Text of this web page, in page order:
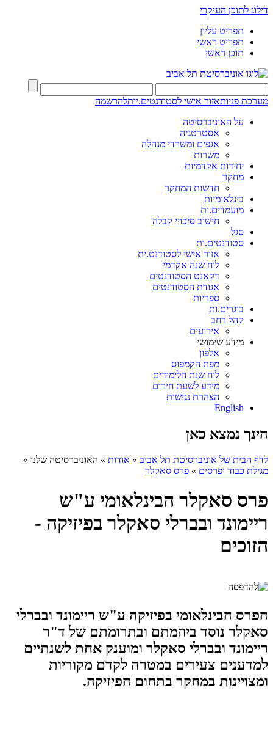
דילוג לתוכן העיקרי
תפריט עליון
תפריט ראשי
תוכן ראשי
מערכת פניותאזור אישי לסטודנטים.יותלהרשמה
על האוניברסיטה
אסטרטגיה
אגפים ומשרדי מנהלה
משרות
יחידות אקדמיות
מחקר
חדשות המחקר
בינלאומיות
מועמדים.ות
חישוב סיכויי קבלה
סגל
סטודנטים.ות
אזור אישי לסטודנט.ית
לוח שנה אקדמי
דקאנט הסטודנטים
אגודת הסטודנטים
ספריות
בוגרים.ות
קהל רחב
אירועים
מידע שימושי
אלפון
מפת הקמפוס
לוח שנת הלימודים
מידע לשעת חירום
הצהרת נגישות
English
הינך נמצא כאן
לדף הבית של אוניברסיטת תל אביב » אודות » האוניברסיטה שלנו »
מגילת כבוד ופרסים » פרס סאקלר
פרס סאקלר הבינלאומי ע"ש
ריימונד ובברלי סאקלר בפיזיקה -
הזוכים
הפרס הבינלאומי בפיזיקה ע"ש ריימונד ובברלי
סאקלר נוסד ביוזמתם ובתרומתם של ד"ר
ריימונד ובברלי סאקלר ומוענק אחת לשנתיים
למדענים צעירים במטרה לקדם מקוריות
ומצויינות במחקר בתחום הפיזיקה.